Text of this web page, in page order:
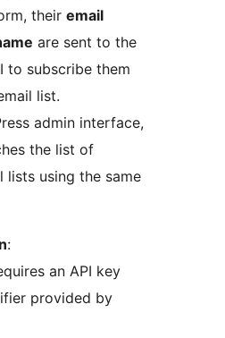
their email
are sent to the
to subscribe them
list.
admin interface,
the list of
lists using the same
:
an API key
provided by